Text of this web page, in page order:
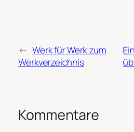
← Werk für Werk zum
Werkverzeichnis
Kommentare